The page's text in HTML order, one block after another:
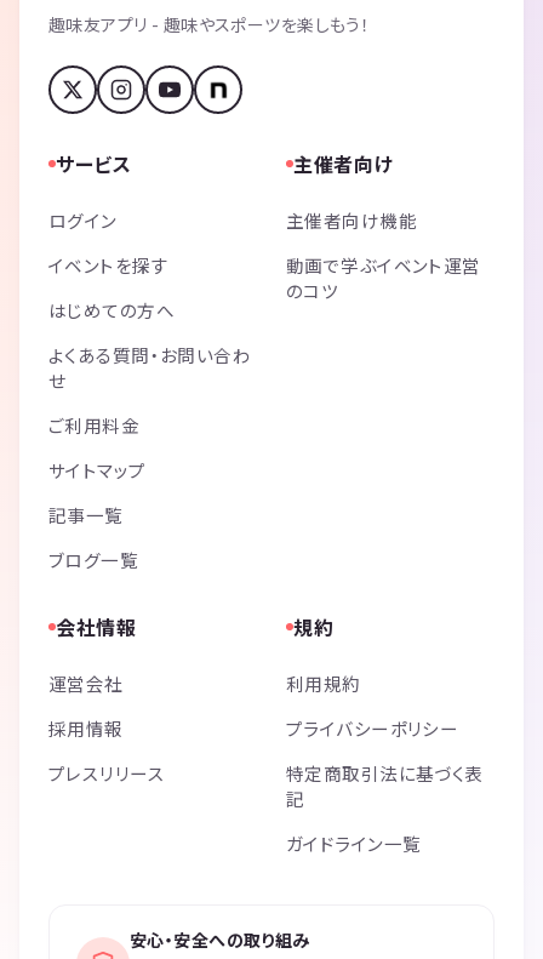
趣味友アプリ - 趣味やスポーツを楽しもう！
サービス
ログイン
イベントを探す
はじめての方へ
よくある質問・お問い合わ
せ
ご利用料金
サイトマップ
記事一覧
ブログ一覧
主催者向け
主催者向け機能
動画で学ぶイベント運営
のコツ
会社情報
運営会社
採用情報
プレスリリース
規約
利用規約
プライバシーポリシー
特定商取引法に基づく表
記
ガイドライン一覧
安心・安全への取り組み